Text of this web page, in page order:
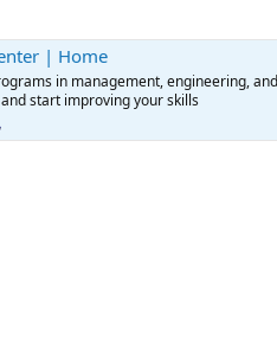
| Home
in management, engineering, and
start improving your skills.